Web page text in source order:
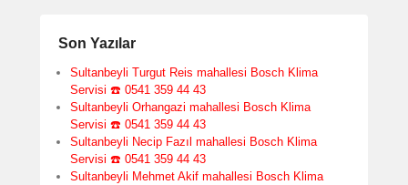
Son Yazılar
Sultanbeyli Turgut Reis mahallesi Bosch Klima
Servisi ☎️ 0541 359 44 43
Sultanbeyli Orhangazi mahallesi Bosch Klima
Servisi ☎️ 0541 359 44 43
Sultanbeyli Necip Fazıl mahallesi Bosch Klima
Servisi ☎️ 0541 359 44 43
Sultanbeyli Mehmet Akif mahallesi Bosch Klima